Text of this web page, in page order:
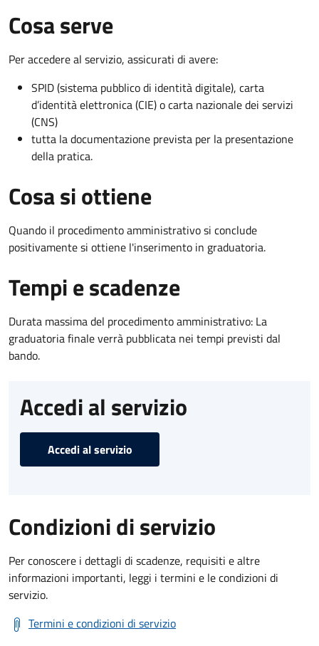
Cosa serve
Per accedere al servizio, assicurati di avere:
SPID (sistema pubblico di identità digitale), carta
d’identità elettronica (CIE) o carta nazionale dei servizi
(CNS)
tutta la documentazione prevista per la presentazione
della pratica.
Cosa si ottiene
Quando il procedimento amministrativo si conclude
positivamente si ottiene l'inserimento in graduatoria.
Tempi e scadenze
Durata massima del procedimento amministrativo: La
graduatoria finale verrà pubblicata nei tempi previsti dal
bando.
Accedi al servizio
Accedi al servizio
Condizioni di servizio
Per conoscere i dettagli di scadenze, requisiti e altre
informazioni importanti, leggi i termini e le condizioni di
servizio.
Termini e condizioni di servizio